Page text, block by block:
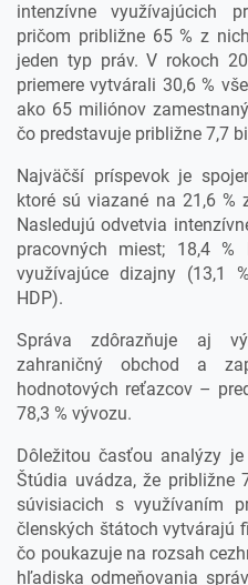
intenzívne využívajúcich
pričom približne 65 % z
jeden typ práv. V rokoch
priemere vytvárali 30,6 %
ako 65 miliónov
čo predstavuje približne 7,7
Najväčší príspevok je
ktoré sú viazané na 21,6 %
Nasledujú odvetvia
pracovných miest; 18,4
využívajúce dizajny (13,1
HDP).
Správa zdôrazňuje aj
zahraničný obchod a
hodnotových reťazcov –
78,3 % vývozu.
Dôležitou časťou analýzy
Štúdia uvádza, že približne
súvisiacich s využívaním
členských štátoch vytvárajú
čo poukazuje na rozsah
hľadiska odmeňovania